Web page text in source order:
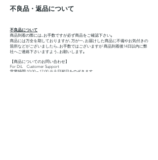
​不良品・返品​について
不良品について
商品到着の際には､お手数ですが必ず商品をご確認下さい｡
商品には万全を期しておりますが､万が一､お届けした商品に不備やお気付きの
箇所などがございましたら､お手数ではございますが 商品到着後14日以内に弊
社へご連絡下さいますよう､お願いします｡
【商品についてのお問い合わせ】
For DiL Customer Support
営業時間:10:00～17:00 ※土日祝日をのぞきます